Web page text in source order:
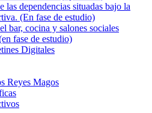
las dependencias situadas bajo la
(En fase de estudio)
bar, cocina y salones sociales
fase de estudio)
Digitales
Reyes Magos